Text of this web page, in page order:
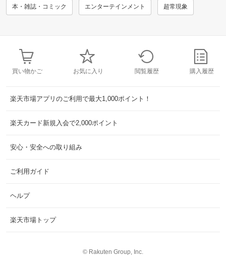
本・雑誌・コミック エンターテインメント 超常現象
買い物かご お気に入り 閲覧履歴 購入履歴
楽天市場アプリのご利用で最大1,000ポイント！
楽天カード新規入会で2,000ポイント
安心・安全への取り組み
ご利用ガイド
ヘルプ
楽天市場トップ
© Rakuten Group, Inc.